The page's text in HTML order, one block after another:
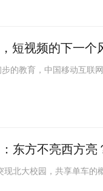
短视频的下一个
的教育，中国移动互联
东方不亮西方亮
北大校园，共享单车的